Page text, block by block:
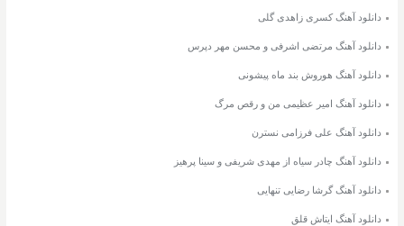
دانلود آهنگ کسری زاهدی گلی
دانلود آهنگ مرتضی اشرفی و محسن مهر دپرس
دانلود آهنگ هوروش بند ماه پیشونی
دانلود آهنگ امیر عظیمی من و رقص مرگ
دانلود آهنگ علی فرزامی نسترن
دانلود آهنگ چادر سیاه از مهدی شریفی و سینا پرهیز
دانلود آهنگ گرشا رضایی تنهایی
دانلود آهنگ ایتاش قلق